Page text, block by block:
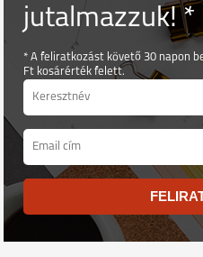
jutalmazzuk! *
* A feliratkozást követő 30 napon
Ft kosárérték felett.